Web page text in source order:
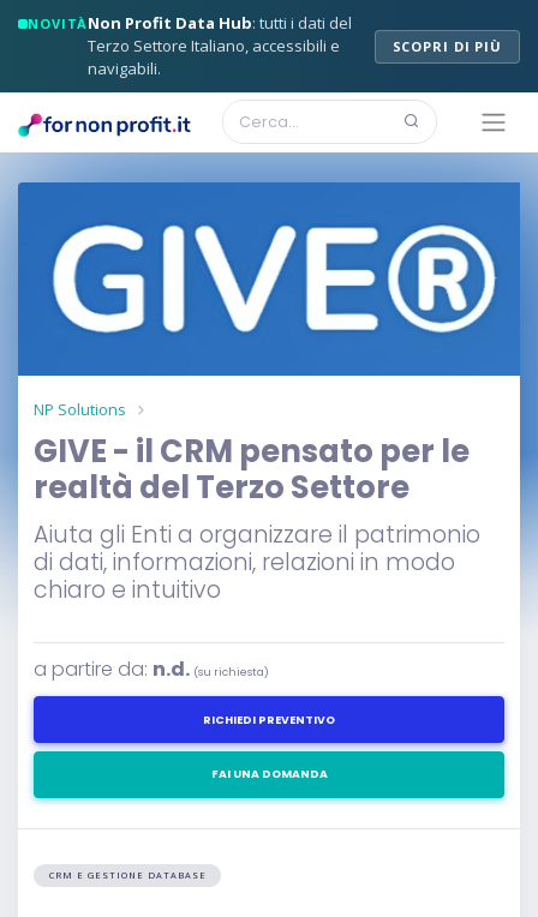
NOVITÀNon Profit Data Hub: tutti i dati del
Terzo Settore Italiano, accessibili e
navigabili.
SCOPRI DI PIÙ
NP Solutions
GIVE - il CRM pensato per le
realtà del Terzo Settore
Aiuta gli Enti a organizzare il patrimonio
di dati, informazioni, relazioni in modo
chiaro e intuitivo
a partire da: n.d. (su richiesta)
RICHIEDI PREVENTIVO
FAI UNA DOMANDA
CRM E GESTIONE DATABASE